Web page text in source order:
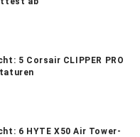
5 Corsair CLIPPER PRO
6 HYTE X50 Air Tower-